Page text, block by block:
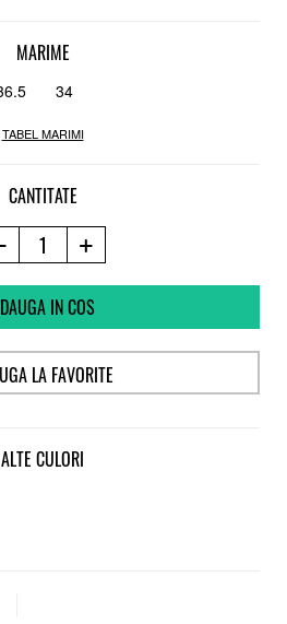
MARIME
34
TABEL MARIMI
CANTITATE
IN COS
LA FAVORITE
ALTE CULORI